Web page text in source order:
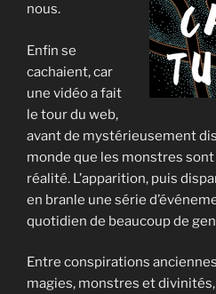
nous.
Enfin se
cachaient, car
une vidéo a fait
le tour du web,
avant de mystérieusement
monde que les monstres
réalité. L’apparition, puis
en branle une série
quotidien de beaucoup de
Entre conspirations
magies, monstres et divinités,